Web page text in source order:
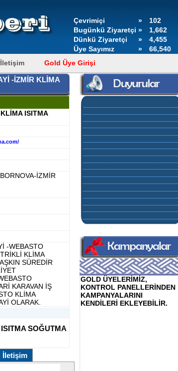
Çevrimiçi »
102
Bugünkü Ziyaretçi »
1,662
Dünkü Ziyaretçi
»
4,455
Üye Sayımız
»
66,540
İletişim Gold Üye Girişi
-İZMİR KLİMA
ISITMA
İZMİR
-WEBASTO
KLİMA
SÜREDİR
KARAVAN İŞ
KLİMA
OLARAK.
SOĞUTMA
İletişim
GOLD ÜYELERİMİZ,
KONTROL PANELLERİNDEN
DUYURULARINI KENDİLERİ
GOLD ÜYELERİMİZ,
KONTROL PANELLERİNDEN
KAMPANYALARINI
KENDİLERİ EKLEYEBİLİR.